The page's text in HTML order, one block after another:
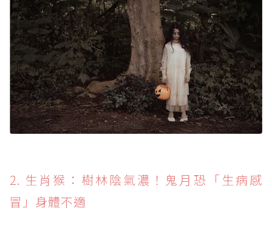
2. 生肖猴：樹林陰氣濃！鬼月恐「生病感
冒」身體不適